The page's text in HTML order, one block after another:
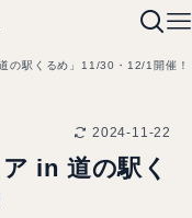
の駅くるめ」11/30・12/1開催！
2024-11-22
in 道の駅く